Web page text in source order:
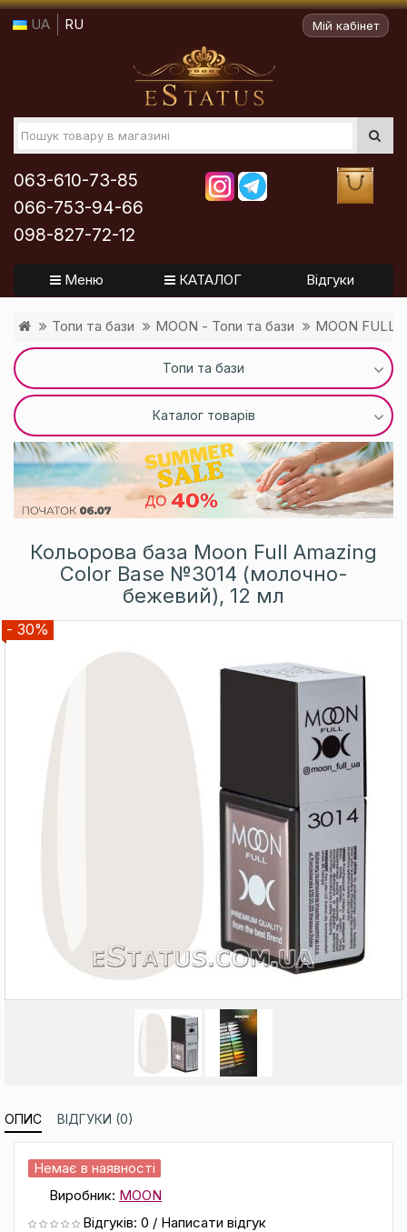
UA RU Мій кабінет
063-610-73-85
066-753-94-66
098-827-72-12
Меню КАТАЛОГ Відгуки
Топи та бази MOON - Топи та бази MOON FULL
Топи та бази
Каталог товарів
Кольорова база Moon Full Amazing
Color Base №3014 (молочно-
бежевий), 12 мл
- 30%
ОПИС ВІДГУКИ (0)
Немає в наявності
Виробник: MOON
Відгуків: 0 / Написати відгук